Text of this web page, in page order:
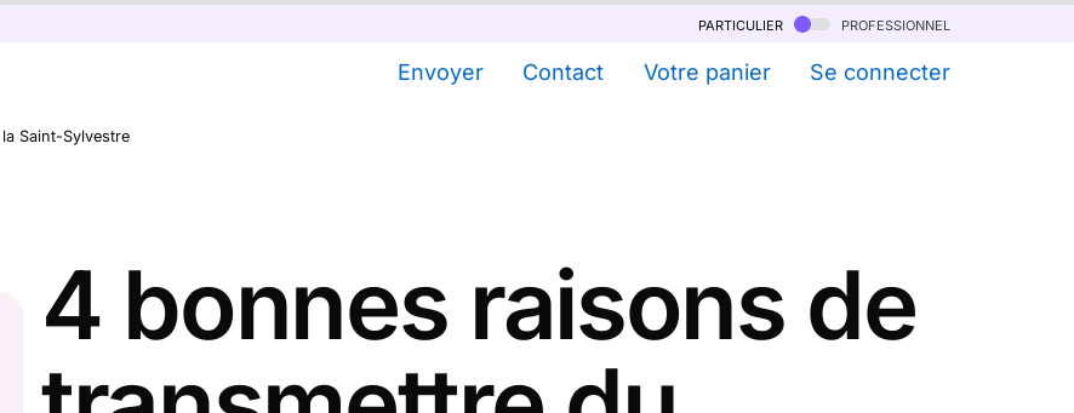
particulier professionnel
Envoyer Contact Votre panier Se connecter
Saint-Sylvestre
4 bonnes raisons de